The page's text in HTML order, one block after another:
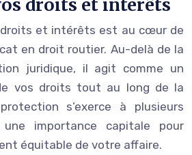
droits et intérêts
et intérêts est au cœur de
en droit routier. Au-delà de la
juridique, il agit comme un
vos droits tout au long de la
s’exerce à plusieurs
importance capitale pour
équitable de votre affaire.